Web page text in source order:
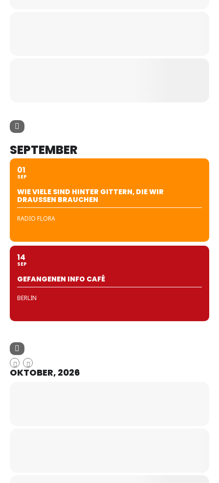
SEPTEMBER
01
SEP
WIE VIELE SIND HINTER GITTERN, DIE WIR
DRAUSSEN BRAUCHEN
RADIO FLORA
14
SEP
GEFANGENEN INFO CAFÉ
BERLIN
OKTOBER, 2026